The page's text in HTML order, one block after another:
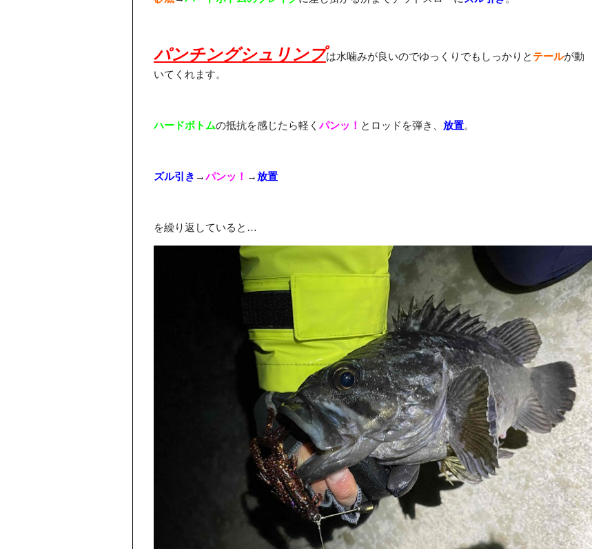
パンチングシュリンプは水噛みが良いのでゆっくりでもしっかりと テールが動
いてくれます。
ハードボトムの抵抗を感じたら軽く パンッ！ とロッドを弾き、 放置。
ズル引き →パンッ！ →放置
を繰り返していると…